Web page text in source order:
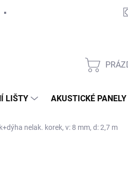
LIŠTY AKUSTICKÉ PANELY
nelak. korek, v: 8 mm, d: 2,7 m